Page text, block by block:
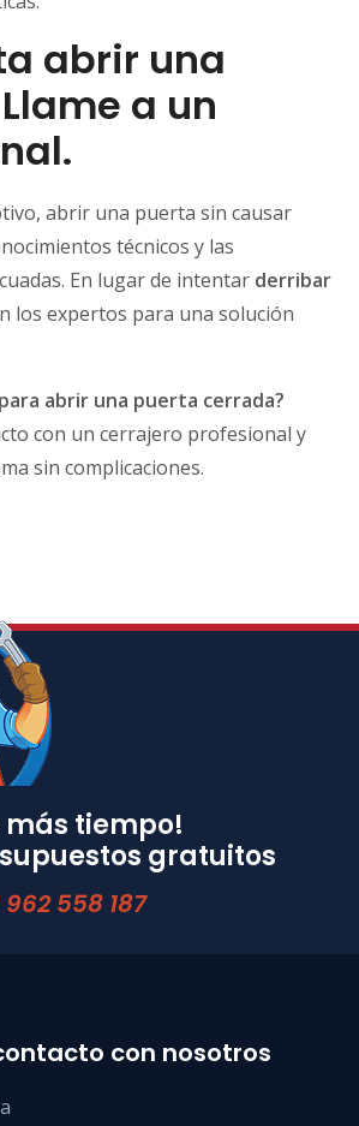
abrir una
a un
abrir una puerta sin causar
técnicos y las
En lugar de intentar derribar
los expertos para una solución
abrir una puerta cerrada?
con un cerrajero profesional y
sin complicaciones.
más tiempo!
gratuitos
962 558 187
con nosotros